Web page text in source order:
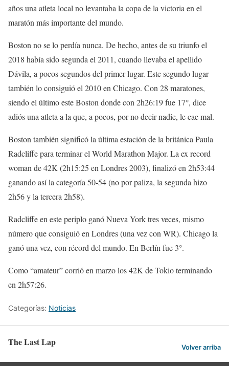
años una atleta local no levantaba la copa de la victoria en el
maratón más importante del mundo.
Boston no se lo perdía nunca. De hecho, antes de su triunfo el
2018 había sido segunda el 2011, cuando llevaba el apellido
Dávila, a pocos segundos del primer lugar. Este segundo lugar
también lo consiguió el 2010 en Chicago. Con 28 maratones,
siendo el último este Boston donde con 2h26:19 fue 17°, dice
adiós una atleta a la que, a pocos, por no decir nadie, le cae mal.
Boston también significó la última estación de la británica Paula
Radcliffe para terminar el World Marathon Major. La ex record
woman de 42K (2h15:25 en Londres 2003), finalizó en 2h53:44
ganando así la categoría 50-54 (no por paliza, la segunda hizo
2h56 y la tercera 2h58).
Radcliffe en este periplo ganó Nueva York tres veces, mismo
número que consiguió en Londres (una vez con WR). Chicago la
ganó una vez, con récord del mundo. En Berlín fue 3°.
Como “amateur” corrió en marzo los 42K de Tokio terminando
en 2h57:26.
Categorías: Noticias
The Last Lap Volver arriba